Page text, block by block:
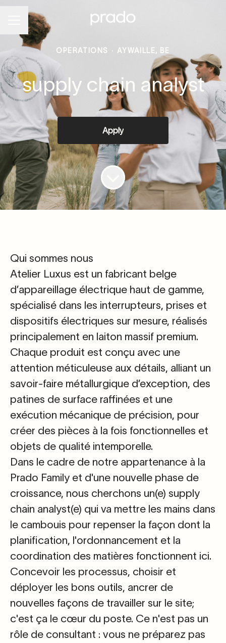
Career menu
OPERATIONS · AYWAILLE, BE
supply chain analyst
Apply
Qui sommes nous
Atelier Luxus est un fabricant belge
d’appareillage électrique haut de gamme,
spécialisé dans les interrupteurs, prises et
dispositifs électriques sur mesure, réalisés
principalement en laiton massif premium.
Chaque produit est conçu avec une
attention méticuleuse aux détails, alliant un
savoir-faire métallurgique d’exception, des
patines de surface raffinées et une
exécution mécanique de précision, pour
créer des pièces à la fois fonctionnelles et
objets de qualité intemporelle.
Dans le cadre de notre appartenance à la
Prado Family et d'une nouvelle phase de
croissance, nous cherchons un(e) supply
chain analyst(e) qui va mettre les mains dans
le cambouis pour repenser la façon dont la
planification, l'ordonnancement et la
coordination des matières fonctionnent ici.
Concevoir les processus, choisir et
déployer les bons outils, ancrer de
nouvelles façons de travailler sur le site;
c'est ça le cœur du poste. Ce n'est pas un
rôle de consultant : vous ne préparez pas